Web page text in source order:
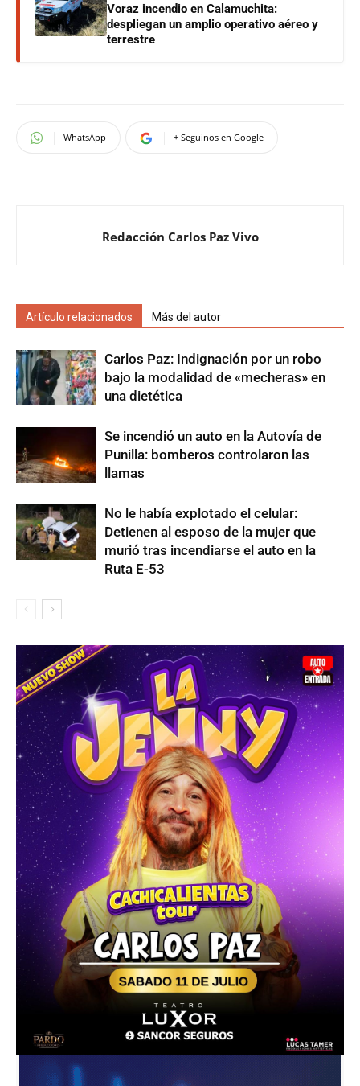
Voraz incendio en Calamuchita:
despliegan un amplio operativo aéreo y
terrestre
WhatsApp + Seguinos en Google
Redacción Carlos Paz Vivo
Artículo relacionados Más del autor
Carlos Paz: Indignación por un robo
bajo la modalidad de «mecheras» en
una dietética
Se incendió un auto en la Autovía de
Punilla: bomberos controlaron las
llamas
No le había explotado el celular:
Detienen al esposo de la mujer que
murió tras incendiarse el auto en la
Ruta E-53